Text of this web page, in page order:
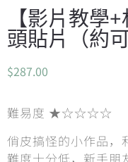
【影片教學
頭貼片（約
$287.00
難易度 ★☆☆☆☆
俏皮搞怪的小作品，
難度十分低，新手朋